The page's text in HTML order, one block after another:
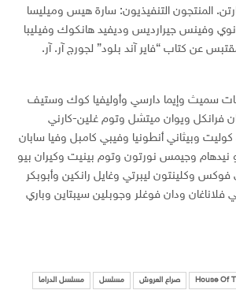
المنتجون التنفيذيون: سارة هيس وميليسا
وفينس جيرارديس وديفيد هانكوك وفيليبا
عن كتاب “فاير آند بلود” لجورج آر. آر.
سميث وإيما دارسي وأوليفيا كوك وستيف
فرانكل ويوان ميتشل وتوم غلين-كارني
وبيثاني أنطونيا وفيبي كامبل وفيا سابان
وجيمس نورتون وتوم بينيت وكيران بيو
فوكس وكلينتون ليبرتي وغايل رانكين وأبوبكر
ودان فوغلر وجوبلين سيبتاين وباري
House Of صراع العروش مسلسل مسلسل الدراما